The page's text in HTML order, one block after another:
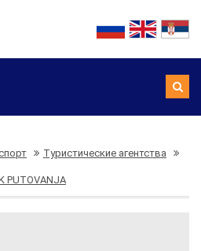
Туристические агентства
PUTOVANJA